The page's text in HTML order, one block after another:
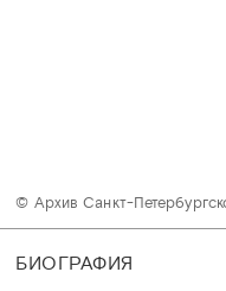
© Архив Санкт-
БИОГРАФИЯ